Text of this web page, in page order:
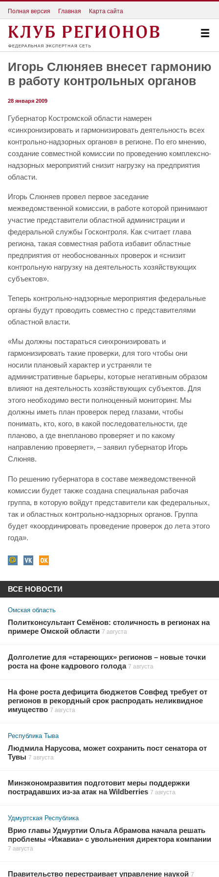
Полная версия Главная Карта сайта
Игорь Слюняев внесет гармонию
в работу контрольных органов
28 января 2009
Губернатор Костромской области намерен
«синхронизировать и гармонизировать деятельность всех
контрольно-надзорных органов» в регионе. По его мнению,
создание совместной комиссии по проведению комплексно-
надзорных мероприятий снизит нагрузку на предприятия
области.
Игорь Слюняев провел первое заседание
межведомственной комиссии, в работе которой принимают
участие представители областной администрации и
федеральной службы Госконтроля. Как считает глава
региона, такая совместная работа избавит областные
предприятия от необоснованных проверок и «снизит
контрольную нагрузку на деятельность хозяйствующих
субъектов».
Теперь контрольно-надзорные мероприятия федеральные
органы будут проводить совместно с представителями
областной власти.
«Мы должны постараться синхронизировать и
гармонизировать такие проверки, для того чтобы они
носили плановый характер и устраняли те
административные барьеры, которые негативным образом
влияют на деятельность хозяйствующих субъектов. Для
этого необходимо вести полноценный мониторинг. Мы
должны иметь план проверок перед глазами, чтобы
понимать, кто, кого, в какой последовательности, где
планово, а где внепланово проверяет и по какому
направлению проверяет», – заявил губернатор Игорь
Слюняв.
По решению губернатора в составе межведомственной
комиссии будет также создана специальная рабочая
группа, в которую войдут представители как федеральных,
так и областных контрольно-надзорных органов. Группа
будет «координировать проведение проверок до лета этого
года».
ВСЕ НОВОСТИ
Омская область
Политконсультант Семёнов: столичность в регионах на
примере Омской области 7 августа
Долголетие для «стареющих» регионов – новые точки
роста на фоне кадрового голода 7 августа
На фоне роста дефицита бюджетов Совфед требует от
регионов в рекордный срок распродать неликвидное
имущество 7 августа
Республика Тыва
Людмила Нарусова, может сохранить пост сенатора от
Тувы 7 августа
Минэкономразвития подготовит меры поддержки
пострадавших из-за атак на Wildberries 7 августа
Удмуртская Республика
Врио главы Удмуртии Ольга Абрамова начала решать
проблемы «Ижавиа» с увольнения директора компании
7 августа
Правительство перестраивает управление наукой 7